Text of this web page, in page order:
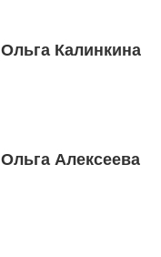
Ольга Калинкина
Ольга Алексеева